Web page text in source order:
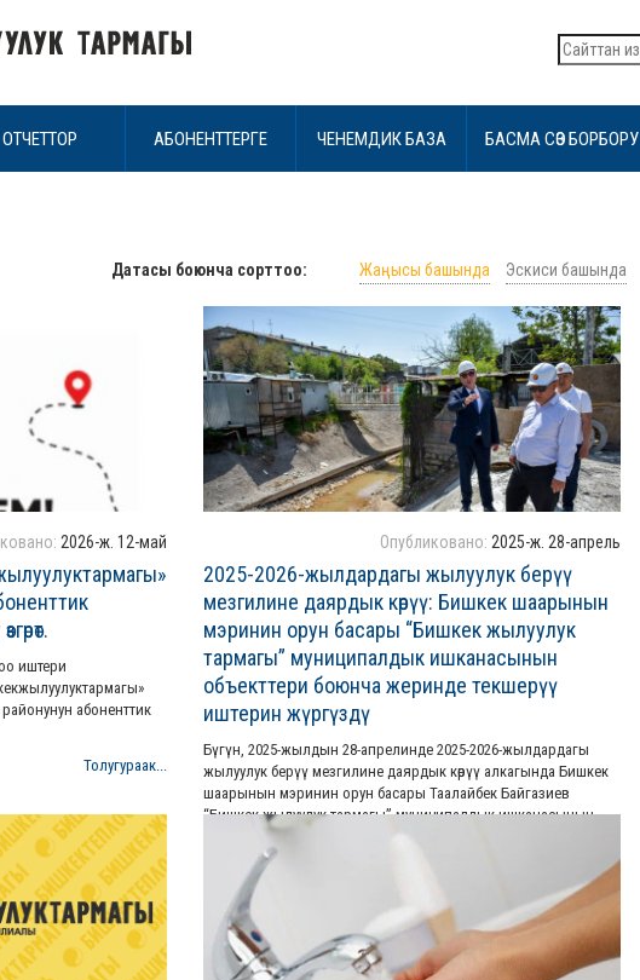
ОТЧЕТТОР АБОНЕНТТЕРГЕ ЧЕНЕМДИК БАЗА БАСМА СӨЗ БОРБОРУ
Датасы боюнча сорттоо: Жаңысы башында Эскиси башында
2026-ж. 12-май
иштери
абоненттик
Толугураак...
Опубликовано: 2025-ж. 28-апрель
2025-2026-жылдардагы жылуулук берүү
мезгилине даярдык көрүү: Бишкек шаарынын
мэринин орун басары “Бишкек жылуулук
тармагы” муниципалдык ишканасынын
объекттери боюнча жеринде текшерүү
иштерин жүргүздү
Бүгүн, 2025-жылдын 28-апрелинде 2025-2026-жылдардагы
жылуулук берүү мезгилине даярдык көрүү алкагында Бишкек
шаарынын мэринин орун басары Таалайбек Байгазиев
“Бишкек жылуулук тармагы” муниципалдык ишканасынын
объекттерин текшерүү максатында кыдырып чыкты.
Толугураак...